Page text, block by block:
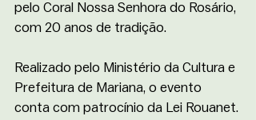
pelo Coral Nossa Senhora do Rosário,
com 20 anos de tradição.
Realizado pelo Ministério da Cultura e
Prefeitura de Mariana, o evento
conta com patrocínio da Lei Rouanet.